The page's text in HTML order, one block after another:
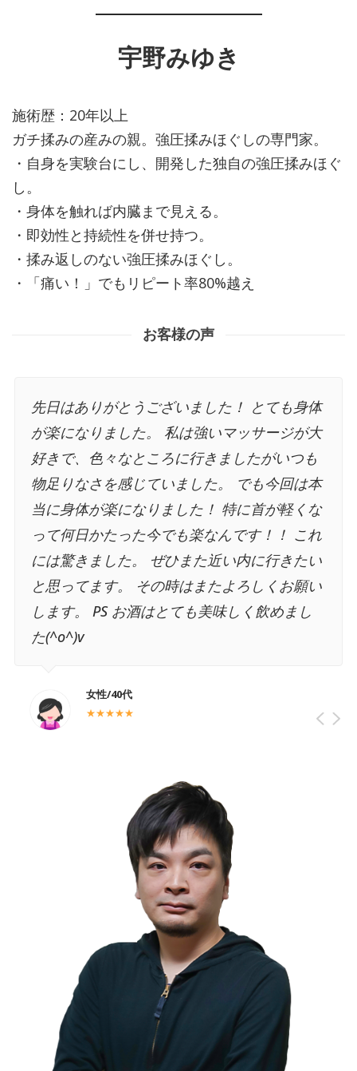
宇野みゆき
施術歴：20年以上
ガチ揉みの産みの親。強圧揉みほぐしの専門家。
・自身を実験台にし、開発した独自の強圧揉みほぐ
し。
・身体を触れば内臓まで見える。
・即効性と持続性を併せ持つ。
・揉み返しのない強圧揉みほぐし。
・「痛い！」でもリピート率80%越え
お客様の声
仕事柄、重い荷物を持って長時間作業をする
ことがあるので 体が結構バキバキで日によっ
ては肩こりから頭痛がひどいですが 強圧を勧
められたのでお願いしてみたらめちゃめちゃ
良かったです。 お店に入る前と帰る時で別人
の体になったような感じでした。 また行きま
す。
男性/20代後半/自営業